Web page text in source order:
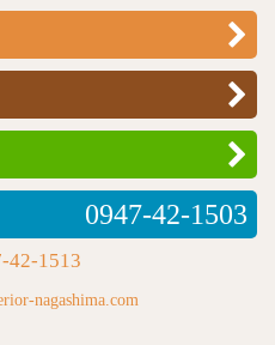
0947-42-1503
42-1513
nagashima.com